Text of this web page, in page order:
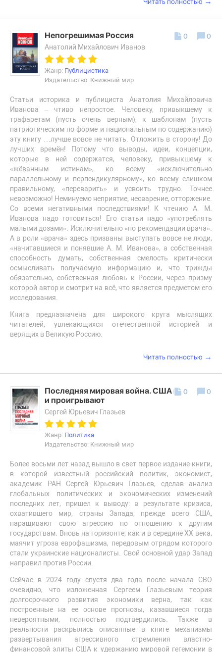
Непогрешимая Россия
Анатолий Михайлович Иванов
Жанр: Публицистика
Издательство: Книжный мир
Статьи историка и публициста Анатолия Михайловича
Иванова – чтиво непростое. Человеку, привыкшему к
трафаретам (пусть очень верным), к шаблонам (пусть
патриотическим по форме и национальным по содержанию)
эту книгу …лучше вовсе не читать. Отложить в сторону! До
лучших времён! Потому что выводы, идеи, концепции,
которые в ней содержатся, человеку, привыкшему к
«жёванным истинам», ко всему «исключительно
параллельному и перпендикулярному», ко всему слишком
правильному, «переварить» и усвоить трудно. Точнее
невозможно! Неминуемо неприятие, несварение, отторжение.
Со всеми негативными последствиями! К чтению А. М.
Иванова надо готовиться! Его статьи надо «употреблять
малыми дозами». Исключительно «по рекомендации врача».
А в роли «врача» здесь призваны выступать вовсе не люди,
«начитавшиеся и понявшие А. М. Иванова», а собственная
способность думать, собственная смелость критически
осмысливать получаемую информацию и, что трижды
обязательно, собственная любовь к России, через призму
которой автор и смотрит на всё, что является предметом его
исследования.
Книга предназначена для широкого круга мыслящих
читателей, увлекающихся отечественной историей и
верящих в Великую Россию.
0 0
Читать полностью →
Последняя мировая война. США начинают
и проигрывают
Сергей Юрьевич Глазьев
Жанр: Политика
Издательство: Книжный мир
Более восьми лет назад вышло в свет первое издание книги,
в которой известный российский политик, экономист,
академик РАН Сергей Юрьевич Глазьев, сделав анализ
глобальных политических и экономических изменений
последних лет, пришел к выводу: в результате кризиса,
охватившего мир, страны Запада, прежде всего США,
наращивают свою агрессию по отношению к другим
государствам. Вновь на горизонте, как и в середине XX века,
маячит угроза еврофашизма, передовым отрядом которого
стали украинские националисты. Свой основной удар Запад
направил против России.
Сейчас в 2024 году спустя два года после начала СВО
очевидно, что изложенная Сергеем Глазьевым теория
долгосрочного развития экономики верна, так как
построенные на ее основе прогнозы, казавшиеся тогда
невероятными, полностью подтвердились. Также в
реальности раскрылись описанные в книге механизмы
развертывания агрессивного стремления властно-
финансовой элиты США к удержанию мировой гегемонии в
0 0